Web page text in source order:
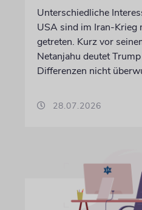
Unterschiedliche
USA sind im Iran-Krieg
getreten. Kurz vor
Netanjahu deutet
Differenzen nicht
28.07.2026